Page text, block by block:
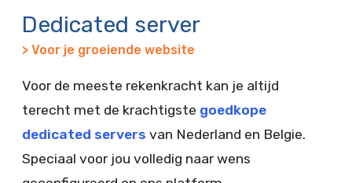
Dedicated server
> Voor je groeiende website
Voor de meeste rekenkracht kan je altijd
terecht met de krachtigste goedkope
dedicated servers van Nederland en Belgie.
Speciaal voor jou volledig naar wens